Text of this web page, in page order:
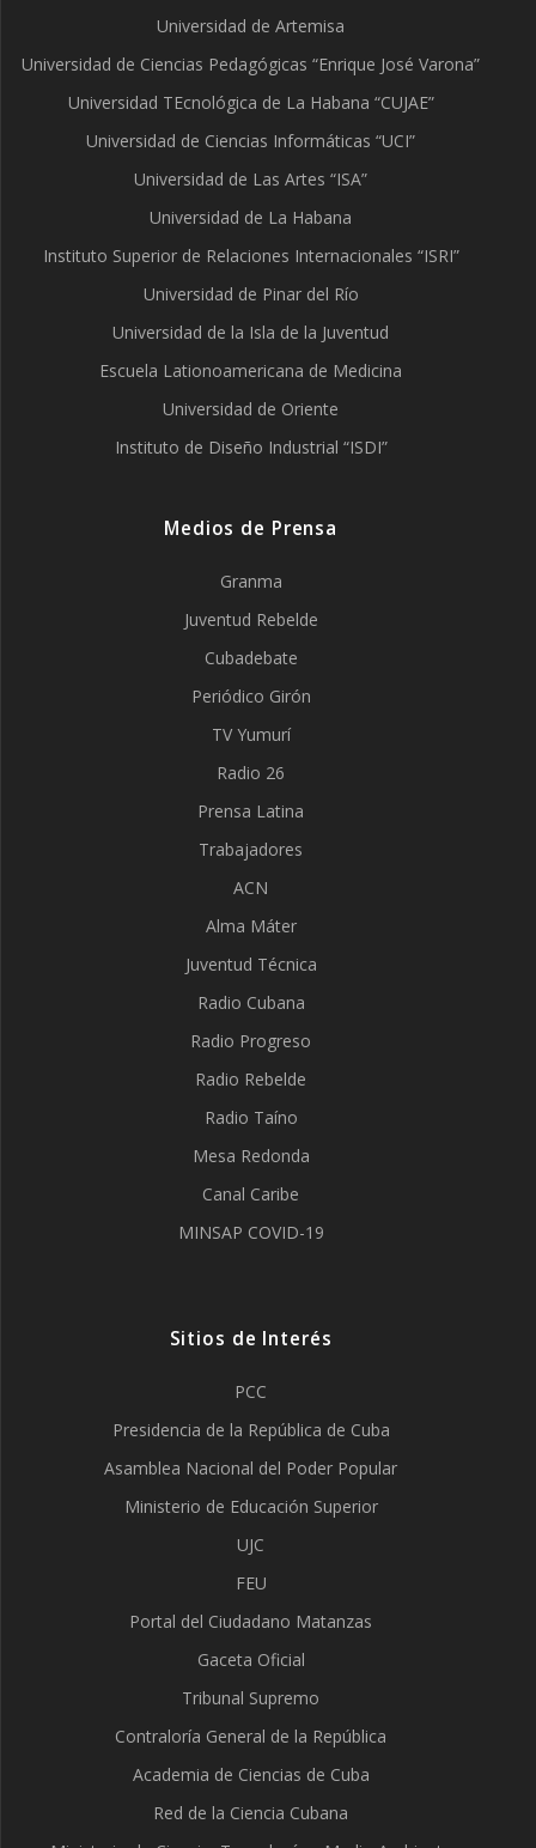
Universidad de Artemisa
Universidad de Ciencias Pedagógicas “Enrique José Varona”
Universidad TEcnológica de La Habana “CUJAE”
Universidad de Ciencias Informáticas “UCI”
Universidad de Las Artes “ISA”
Universidad de La Habana
Instituto Superior de Relaciones Internacionales “ISRI”
Universidad de Pinar del Río
Universidad de la Isla de la Juventud
Escuela Lationoamericana de Medicina
Universidad de Oriente
Instituto de Diseño Industrial “ISDI”
Medios de Prensa
Granma
Juventud Rebelde
Cubadebate
Periódico Girón
TV Yumurí
Radio 26
Prensa Latina
Trabajadores
ACN
Alma Máter
Juventud Técnica
Radio Cubana
Radio Progreso
Radio Rebelde
Radio Taíno
Mesa Redonda
Canal Caribe
MINSAP COVID-19
Sitios de Interés
PCC
Presidencia de la República de Cuba
Asamblea Nacional del Poder Popular
Ministerio de Educación Superior
UJC
FEU
Portal del Ciudadano Matanzas
Gaceta Oficial
Tribunal Supremo
Contraloría General de la República
Academia de Ciencias de Cuba
Red de la Ciencia Cubana